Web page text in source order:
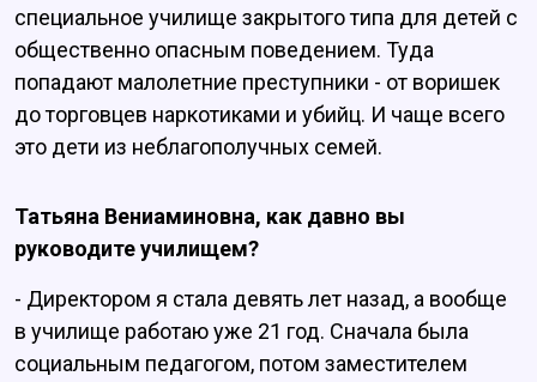
специальное училище закрытого типа для детей с
общественно опасным поведением. Туда
попадают малолетние преступники - от воришек
до торговцев наркотиками и убийц. И чаще всего
это дети из неблагополучных семей.
Татьяна Вениаминовна, как давно вы
руководите училищем?
- Директором я стала девять лет назад, а вообще
в училище работаю уже 21 год. Сначала была
социальным педагогом, потом заместителем